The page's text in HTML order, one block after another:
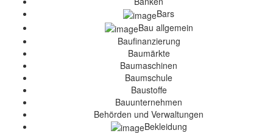
Bars
Bau allgemein
Baufinanzierung
Baumärkte
Baumaschinen
Baumschule
Baustoffe
Bauunternehmen
Behörden und Verwaltungen
Bekleidung